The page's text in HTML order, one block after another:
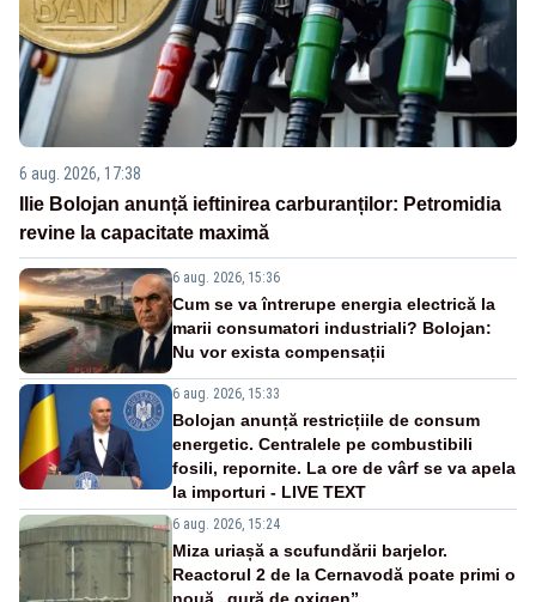
6 aug. 2026, 17:38
Ilie Bolojan anunță ieftinirea carburanților: Petromidia
revine la capacitate maximă
6 aug. 2026, 15:36
Cum se va întrerupe energia electrică la
marii consumatori industriali? Bolojan:
Nu vor exista compensații
6 aug. 2026, 15:33
Bolojan anunță restricțiile de consum
energetic. Centralele pe combustibili
fosili, repornite. La ore de vârf se va apela
la importuri - LIVE TEXT
6 aug. 2026, 15:24
Miza uriașă a scufundării barjelor.
Reactorul 2 de la Cernavodă poate primi o
nouă „gură de oxigen”